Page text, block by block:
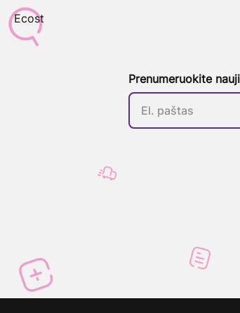
Ecost
Prenumeruokite